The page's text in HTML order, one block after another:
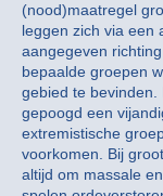
(nood)maatregel
leggen zich via een
aangegeven
bepaalde groepen
gebied te
gepoogd een
extremistische
voorkomen. Bij
altijd om massale